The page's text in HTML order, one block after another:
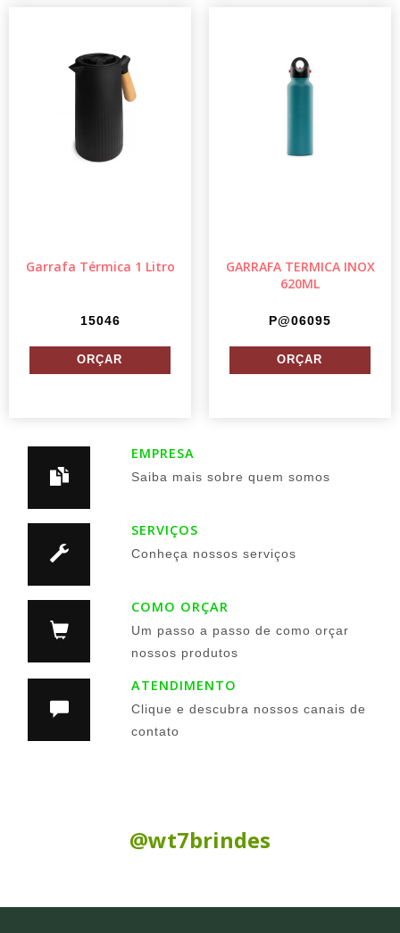
Garrafa Térmica 1 Litro
15046
GARRAFA TERMICA INOX
620ML
P@06095
EMPRESA
Saiba mais sobre quem somos
SERVIÇOS
Conheça nossos serviços
COMO ORÇAR
Um passo a passo de como orçar
nossos produtos
ATENDIMENTO
Clique e descubra nossos canais de
contato
@wt7brindes